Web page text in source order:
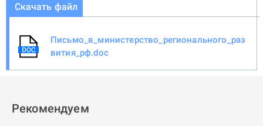
Скачать файл
Письмо_в_министерство_регионального_раз
вития_рф.doc
Рекомендуем